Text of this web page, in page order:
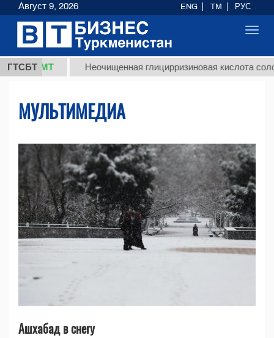
ГТСБТ Неочищенная глицирризиновая кислота солодкового
МУЛЬТИМЕДИА
Ашхабад в снегу
Август 9, 2026 ENG TM РУС